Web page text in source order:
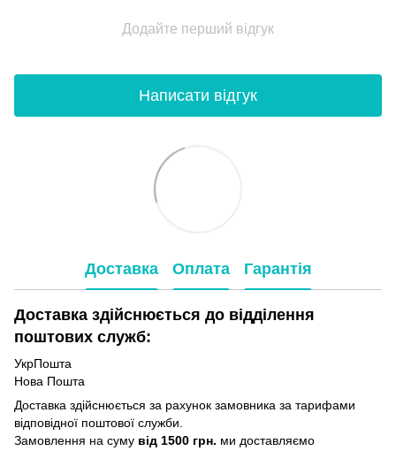
Додайте перший відгук
Написати відгук
Доставка Оплата Гарантія
Доставка здійснюється до відділення
поштових служб:
УкрПошта
Нова Пошта
Доставка здійснюється за рахунок замовника за тарифами
відповідної поштової служби.
Замовлення на суму від 1500 грн. ми доставляємо